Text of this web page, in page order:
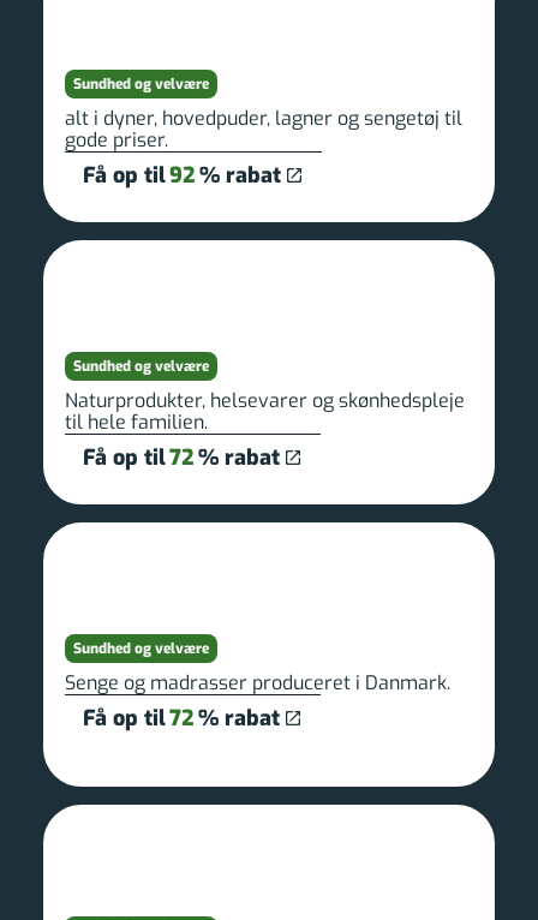
Sundhed og velvære
alt i dyner, hovedpuder, lagner og sengetøj til
gode priser.
Få op til92% rabat
Sundhed og velvære
Naturprodukter, helsevarer og skønhedspleje
til hele familien.
Få op til72% rabat
Sundhed og velvære
Senge og madrasser produceret i Danmark.
Få op til72% rabat